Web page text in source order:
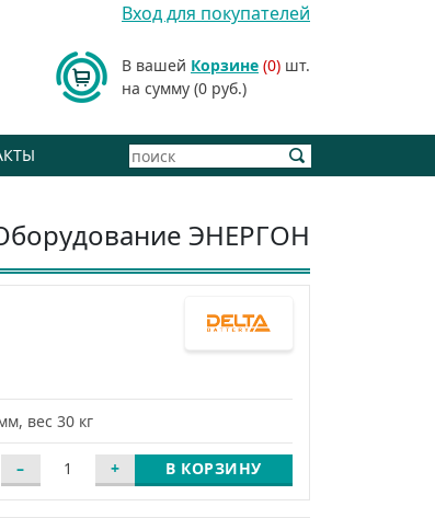
Вход для покупателей
В вашей Корзине (0) шт.
на сумму (0 руб.)
ЭНЕРГОН
вес 30 кг
В КОРЗИНУ